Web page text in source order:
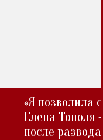
«Я позволила
Елена Тополя
после развода